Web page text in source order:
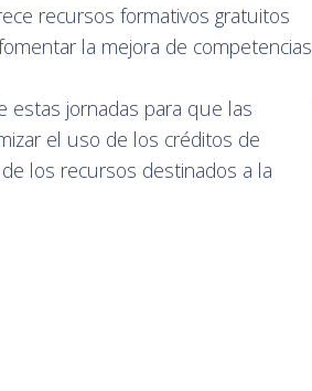
recursos formativos gratuitos
la mejora de competencias
estas jornadas para que las
el uso de los créditos de
los recursos destinados a la